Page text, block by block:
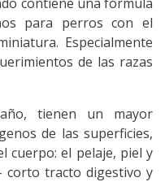
para perros con el
Especialmente
de las razas
tienen un mayor
de las superficies,
cuerpo: el pelaje, piel y
corto tracto digestivo y